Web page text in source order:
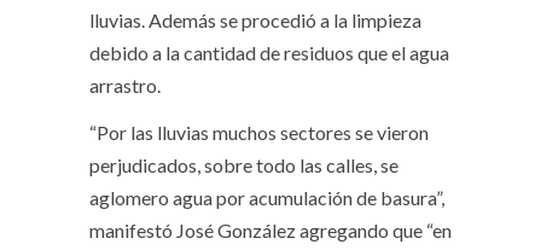
lluvias. Además se procedió a la limpieza
debido a la cantidad de residuos que el agua
arrastro.
“Por las lluvias muchos sectores se vieron
perjudicados, sobre todo las calles, se
aglomero agua por acumulación de basura”,
manifestó José González agregando que “en